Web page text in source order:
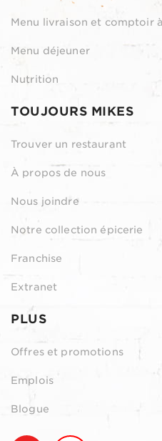
Menu livraison et comptoir
Menu déjeuner
Nutrition
TOUJOURS MIKES
Trouver un restaurant
À propos de nous
Nous joindre
Notre collection épicerie
Franchise
Extranet
PLUS
Offres et promotions
Emplois
Blogue